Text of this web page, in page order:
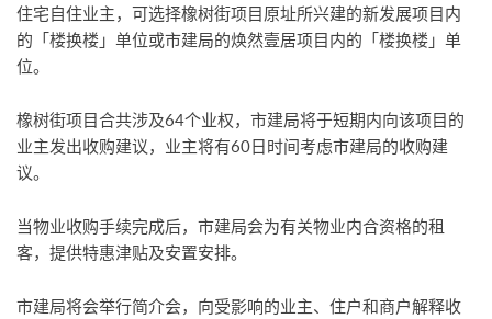
住宅自住业主，可选择橡树街项目原址所兴建的新发展项目内
的「楼换楼」单位或市建局的焕然壹居项目内的「楼换楼」单
位。
橡树街项目合共涉及64个业权，市建局将于短期内向该项目的
业主发出收购建议，业主将有60日时间考虑市建局的收购建
议。
当物业收购手续完成后，市建局会为有关物业内合资格的租
客，提供特惠津贴及安置安排。
市建局将会举行简介会，向受影响的业主、住户和商户解释收